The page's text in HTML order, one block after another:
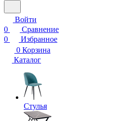
Войти
0
Сравнение
0
Избранное
0 Корзина
Каталог
Стулья